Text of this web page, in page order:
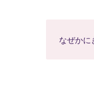
なぜかに